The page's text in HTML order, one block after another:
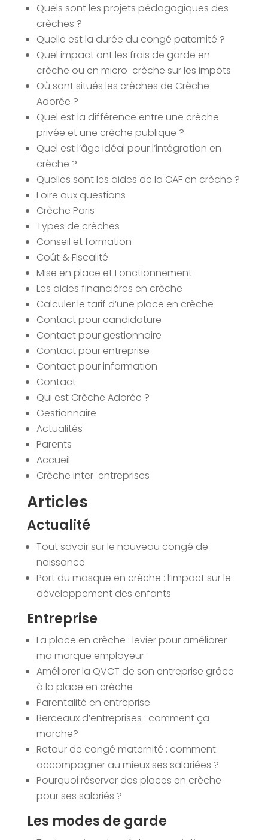
Quels sont les projets pédagogiques des
crèches ?
Quelle est la durée du congé paternité ?
Quel impact ont les frais de garde en
crèche ou en micro-crèche sur les impôts
Où sont situés les crèches de Crèche
Adorée ?
Quel est la différence entre une crèche
privée et une crèche publique ?
Quel est l’âge idéal pour l’intégration en
crèche ?
Quelles sont les aides de la CAF en crèche ?
Foire aux questions
Crèche Paris
Types de crèches
Conseil et formation
Coût & Fiscalité
Mise en place et Fonctionnement
Les aides financières en crèche
Calculer le tarif d’une place en crèche
Contact pour candidature
Contact pour gestionnaire
Contact pour entreprise
Contact pour information
Contact
Qui est Crèche Adorée ?
Gestionnaire
Actualités
Parents
Accueil
Crèche inter-entreprises
Articles
Actualité
Tout savoir sur le nouveau congé de
naissance
Port du masque en crèche : l’impact sur le
développement des enfants
Entreprise
La place en crèche : levier pour améliorer
ma marque employeur
Améliorer la QVCT de son entreprise grâce
à la place en crèche
Parentalité en entreprise
Berceaux d’entreprises : comment ça
marche?
Retour de congé maternité : comment
accompagner au mieux ses salariées ?
Pourquoi réserver des places en crèche
pour ses salariés ?
Les modes de garde